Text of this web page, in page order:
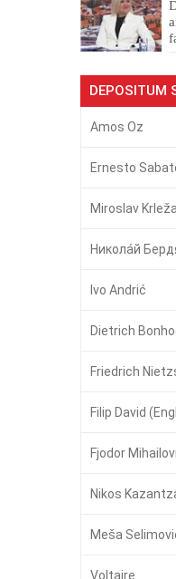
DEPOSITUM
Amos Oz
Ernesto
Miroslav Krleža
Никола́й
Ivo Andrić
Dietrich
Friedrich
Filip David
Fjodor
Nikos
Meša
Voltaire